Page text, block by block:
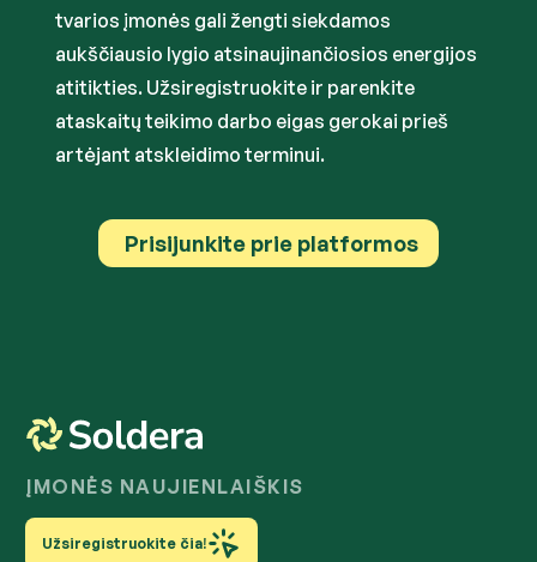
tvarios įmonės gali žengti siekdamos
aukščiausio lygio atsinaujinančiosios energijos
atitikties. Užsiregistruokite ir parenkite
ataskaitų teikimo darbo eigas gerokai prieš
artėjant atskleidimo terminui.
Prisijunkite prie platformos
ĮMONĖS NAUJIENLAIŠKIS
Užsiregistruokite čia!